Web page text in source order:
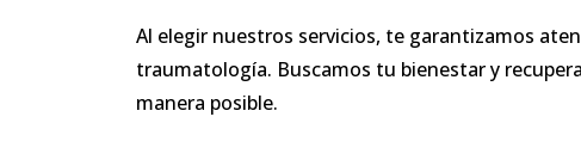
Al elegir nuestros servicios, te garantizamos
traumatología. Buscamos tu bienestar y
manera posible.